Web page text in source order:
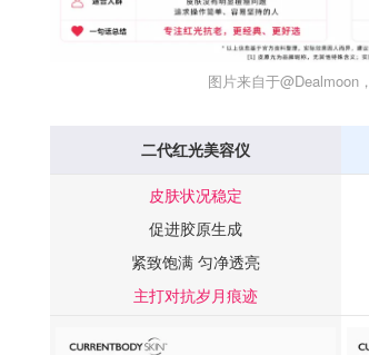
图片来自于@Dealmoon
二代红光美容仪
皮肤状况稳定
促进胶原生成
紧致饱满 匀净透亮
主打对抗岁月痕迹